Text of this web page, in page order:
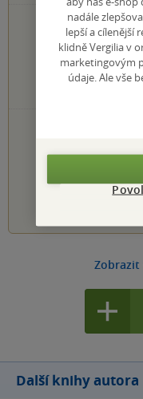
Hodnocení
1
Zobrazit
Další knihy autora
nadále
lepší a cílenější
klidně Vergilia v
marketingovým
údaje. Ale vše